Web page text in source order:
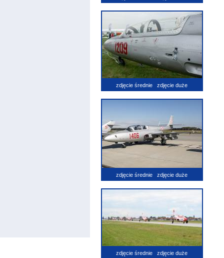
zdjęcie średnie zdjęcie duże
zdjęcie średnie zdjęcie duże
zdjęcie średnie zdjęcie duże